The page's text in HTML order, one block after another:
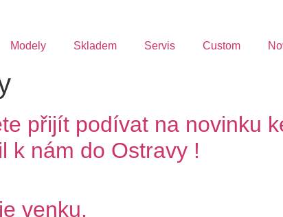
Modely Skladem Servis Custom
přijít podívat na novinku
k nám do Ostravy !
venku.